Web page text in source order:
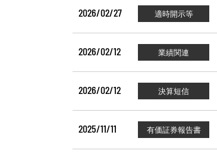
2026/02/27
2026/02/12
2026/02/12
2025/11/11